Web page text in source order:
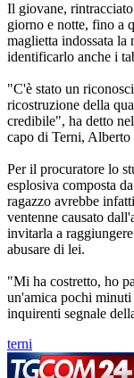
Il giovane,
giorno e notte, fino a
maglietta indossata
identificarlo anche i
"C'è stato un
ricostruzione della
credibile", ha detto
capo di Terni,
Per il procuratore lo
esplosiva composta
ragazzo avrebbe
ventenne causato
invitarla a
abusare di lei.
"Mi ha costretto, ho
un'amica pochi
inquirenti segnale
terni